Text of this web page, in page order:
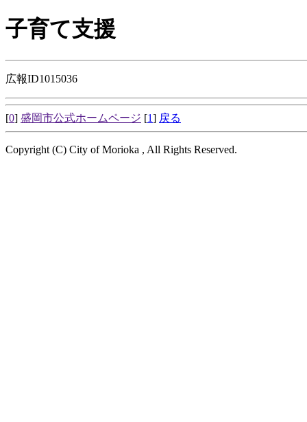
子育て支援
広報ID1015036
[0] 盛岡市公式ホームページ [1] 戻る
Copyright (C) City of Morioka , All Rights Reserved.